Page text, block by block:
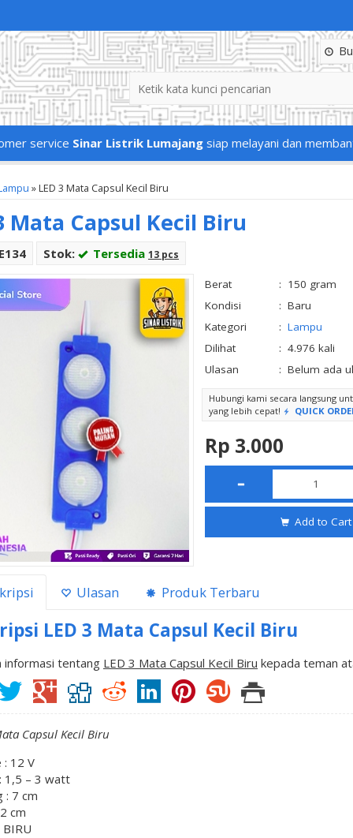
service Sinar Listrik Lumajang siap melayani dan
»LED 3 Mata Capsul Kecil Biru
Mata Capsul Kecil Biru
Stok: Tersedia 13 pcs
Berat : 150 gram
Kondisi
: Baru
Kategori
: Lampu
Dilihat
: 4.976 kali
Ulasan
: Belum ada
Hubungi kami secara langsung
yang lebih cepat!
QUICK
Rp 3.000
Add to Cart
Ulasan Produk Terbaru
LED 3 Mata Capsul Kecil Biru
informasi tentang LED 3 Mata Capsul Kecil Biru kepada teman
Capsul Kecil Biru
: 12 V
1,5 – 3 watt
: 7 cm
cm
BIRU